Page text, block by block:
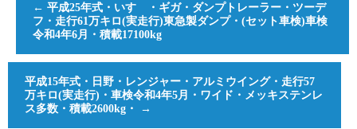
← 平成25年式・いすゞ・ギガ・ダンプトレーラー・ツーデ
フ・走行61万キロ(実走行)東急製ダンプ・(セット車検)車検
令和4年6月・積載17100kg
平成15年式・日野・レンジャー・アルミウイング・走行57
万キロ(実走行)・車検令和4年5月・ワイド・メッキステンレ
ス多数・積載2600kg・
→